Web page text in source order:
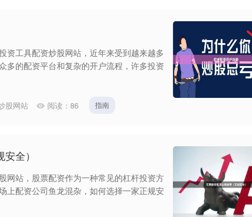
资工具配资炒股网站，近年来受到越来越多
多的配资平台和复杂的开户流程，许多投资
股网站 阅读： 86 指南
全）
网站，股票配资作为一种常见的杠杆投资方
上配资公司鱼龙混杂，如何选择一家正规安